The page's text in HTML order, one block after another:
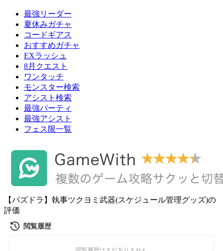
最強リーダー
夏休みガチャ
コードギアス
おすすめガチャ
EXラッシュ
8月クエスト
ワンタッチ
モンスター検索
アシスト検索
最強パーティ
最強アシスト
フェス限一覧
【パズドラ】執事ツクヨミ武器(スケジュール管理グッズ)の
評価